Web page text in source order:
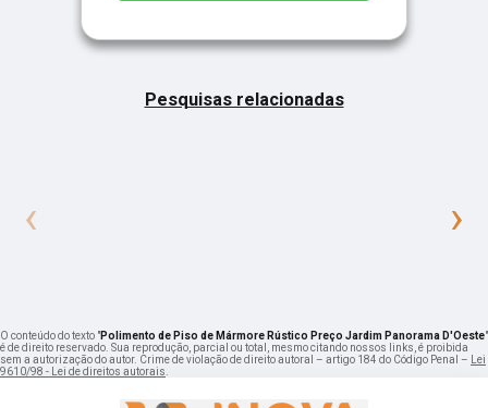
Pesquisas relacionadas
‹ ›
O conteúdo do texto "Polimento de Piso de Mármore Rústico Preço Jardim Panorama D'Oeste"
é de direito reservado. Sua reprodução, parcial ou total, mesmo citando nossos links, é proibida
sem a autorização do autor. Crime de violação de direito autoral – artigo 184 do Código Penal –
Lei
9610/98 - Lei de direitos autorais